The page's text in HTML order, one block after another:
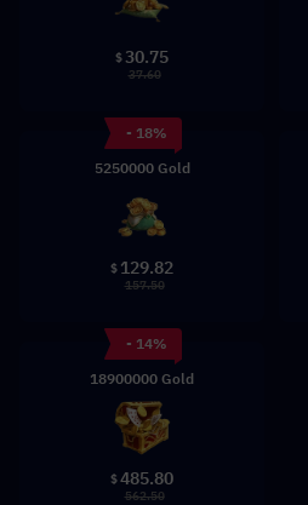
$30.75
37.60
- 18%
5250000 Gold
$ 129.82
157.50
- 14%
18900000 Gold
$485.80
562.50